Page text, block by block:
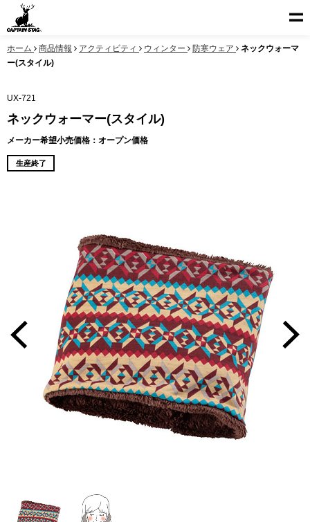
ホーム 商品情報 アクティビティ ウィンター 防寒ウェア
ネックウォーマ
ー(スタイル)
UX-721
ネックウォーマー(スタイル)
メーカー希望小売価格：オープン価格
生産終了